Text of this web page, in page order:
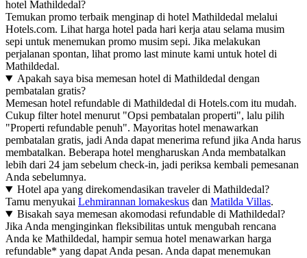
hotel Mathildedal?
Temukan promo terbaik menginap di hotel Mathildedal melalui
Hotels.com. Lihat harga hotel pada hari kerja atau selama musim
sepi untuk menemukan promo musim sepi. Jika melakukan
perjalanan spontan, lihat promo last minute kami untuk hotel di
Mathildedal.
Apakah saya bisa memesan hotel di Mathildedal dengan
pembatalan gratis?
Memesan hotel refundable di Mathildedal di Hotels.com itu mudah.
Cukup filter hotel menurut "Opsi pembatalan properti", lalu pilih
"Properti refundable penuh". Mayoritas hotel menawarkan
pembatalan gratis, jadi Anda dapat menerima refund jika Anda harus
membatalkan. Beberapa hotel mengharuskan Anda membatalkan
lebih dari 24 jam sebelum check-in, jadi periksa kembali pemesanan
Anda sebelumnya.
Hotel apa yang direkomendasikan traveler di Mathildedal?
Tamu menyukai Lehmirannan lomakeskus dan Matilda Villas.
Bisakah saya memesan akomodasi refundable di Mathildedal?
Jika Anda menginginkan fleksibilitas untuk mengubah rencana
Anda ke Mathildedal, hampir semua hotel menawarkan harga
refundable* yang dapat Anda pesan. Anda dapat menemukan